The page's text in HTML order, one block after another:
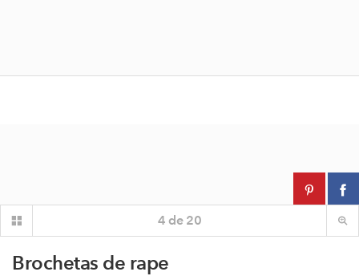
4 de 20
Brochetas de rape